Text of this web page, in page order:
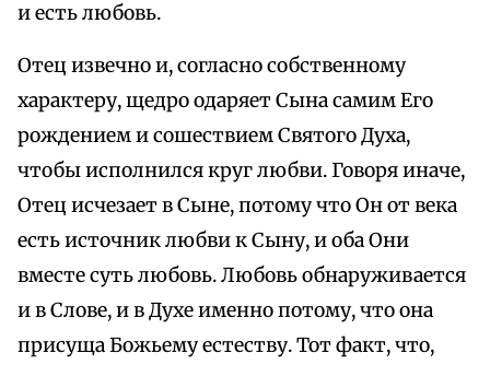
и есть любовь.
Отец извечно и, согласно собственному
характеру, щедро одаряет Сына самим Его
рождением и сошествием Святого Духа,
чтобы исполнился круг любви. Говоря иначе,
Отец исчезает в Сыне, потому что Он от века
есть источник любви к Сыну, и оба Они
вместе суть любовь. Любовь обнаруживается
и в Слове, и в Духе именно потому, что она
присуща Божьему естеству. Тот факт, что,